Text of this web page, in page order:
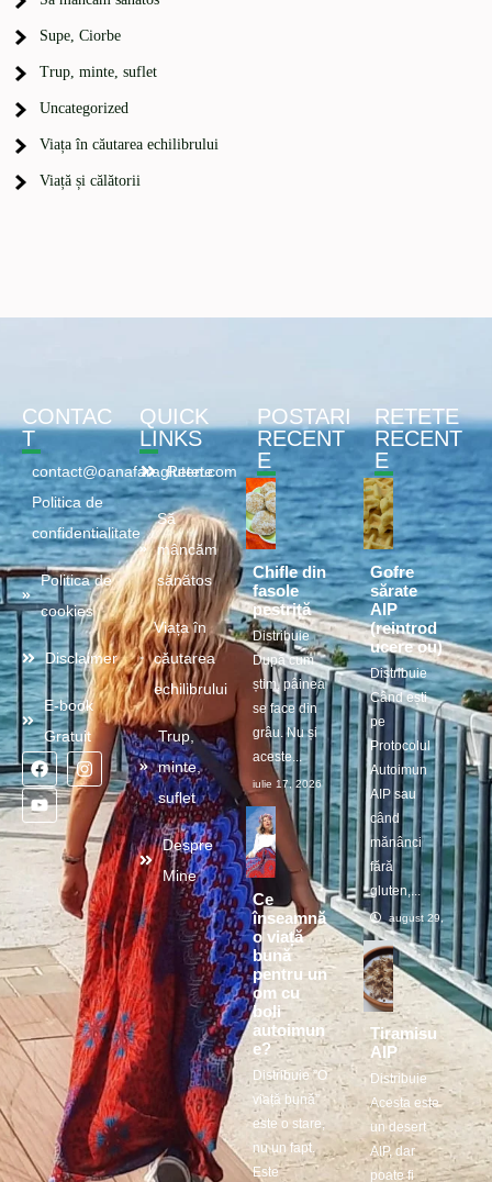
Supe, Ciorbe
Trup, minte, suflet
Uncategorized
Viața în căutarea echilibrului
Viață și călătorii
CONTAC
T
contact@oanafaragluten.com
Politica de
confidentialitate
Politica de
cookies
Disclaimer
E-book
Gratuit
QUICK
LINKS
Retete
Să
mâncăm
sănătos
Viața în
căutarea
echilibrului
Trup,
minte,
suflet
Despre
Mine
POSTARI
RECENT
E
Chifle din
fasole
pestriță
Distribuie
După cum
știm, pâinea
se face din
grâu. Nu și
aceste...
iulie 17, 2026
Ce
înseamnă
o viață
bună
pentru un
om cu
boli
autoimun
e?
Distribuie ”O
viață bună”
este o stare,
nu un fapt.
Este
RETETE
RECENT
E
Gofre
sărate
AIP
(reintrod
ucere ou)
Distribuie
Când ești
pe
Protocolul
Autoimun
AIP sau
când
mănânci
fără
gluten,...
august 29, 2025
Tiramisu
AIP
Distribuie
Acesta este
un desert
AIP, dar
poate fi